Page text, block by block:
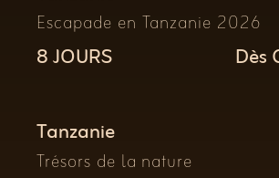
Escapade en Tanzanie 2026
8 JOURS Dès
Tanzanie
Trésors de la nature